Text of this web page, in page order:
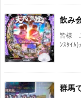
飲み
皆様
ﾝｽﾀｲﾑ
群馬